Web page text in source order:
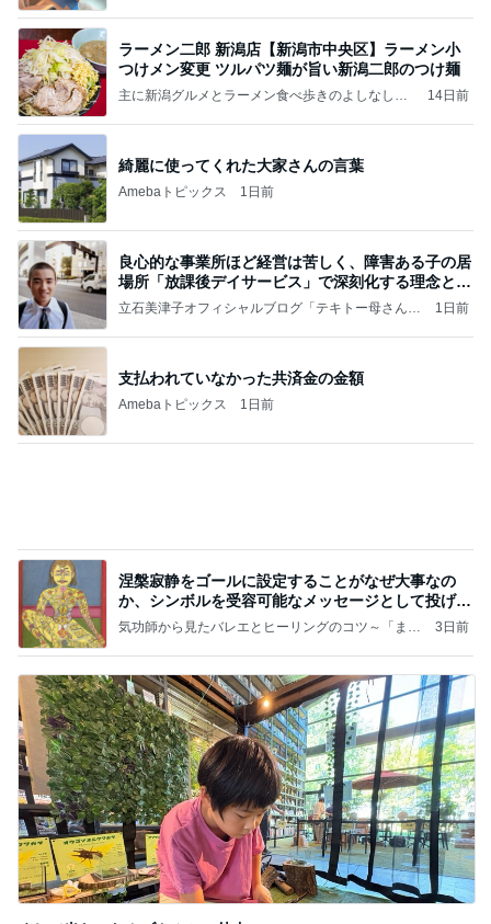
ラーメン二郎 新潟店【新潟市中央区】ラーメン小
つけメン変更 ツルパツ麺が旨い新潟二郎のつけ麺
主に新潟グルメとラーメン食べ歩きのよしなしご
14日前
綺麗に使ってくれた大家さんの言葉
Amebaトピックス 1日前
良心的な事業所ほど経営は苦しく、障害ある子の居
場所「放課後デイサービス」で深刻化する理念と現
実の
立石美津子オフィシャルブログ「テキトー母さんの
1日前
支払われていなかった共済金の金額
Amebaトピックス 1日前
涅槃寂静をゴールに設定することがなぜ大事なの
か、シンボルを受容可能なメッセージとして投げる
ことが
気功師から見たバレエとヒーリングのコツ～「まと
3日前